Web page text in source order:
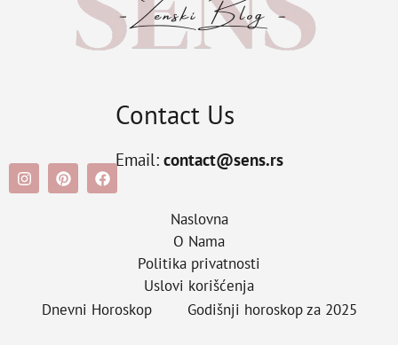
Contact Us
Email: contact@sens.rs
Naslovna
O Nama
Politika privatnosti
Uslovi korišćenja
Dnevni Horoskop
Godišnji horoskop za 2025